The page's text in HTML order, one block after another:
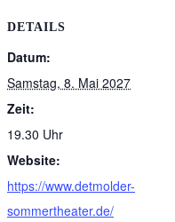
DETAILS
Datum:
Samstag, 8. Mai 2027
Zeit:
19.30 Uhr
Website:
https://www.detmolder-
sommertheater.de/